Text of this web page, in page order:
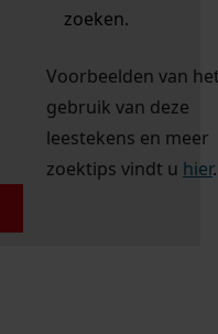
zoeken.
Voorbeelden van
gebruik van deze
leestekens en meer
zoektips vindt u hier.